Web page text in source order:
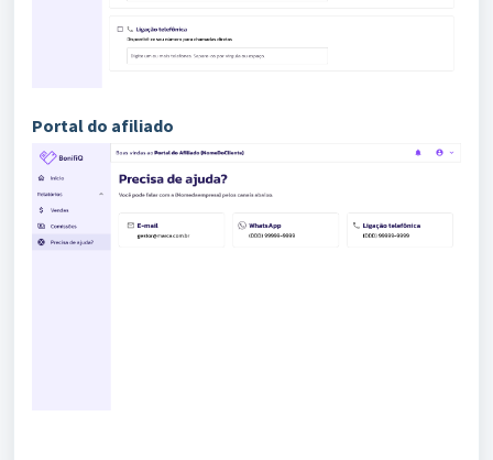
Portal do afiliado